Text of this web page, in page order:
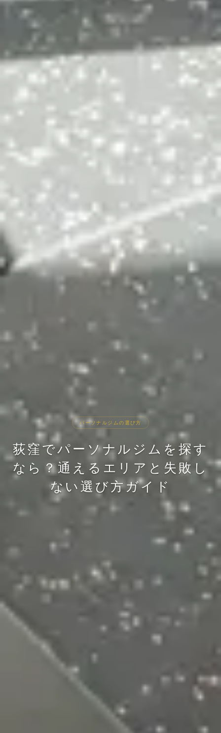
パーソナルジムの選び方
荻窪でパーソナルジムを探す
なら？通えるエリアと失敗し
ない選び方ガイド